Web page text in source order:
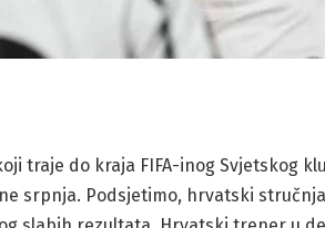
traje do kraja FIFA-inog Svjetskog
srpnja. Podsjetimo, hrvatski